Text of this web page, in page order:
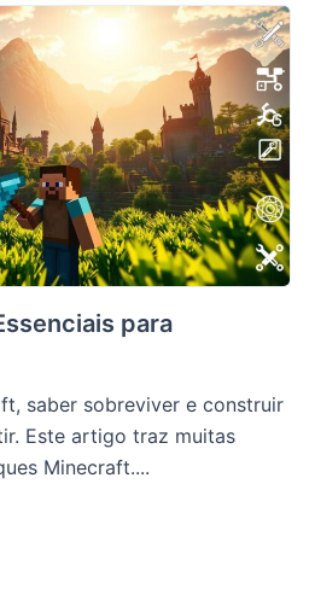
para
saber sobreviver e construir
Este artigo traz muitas
Minecraft....